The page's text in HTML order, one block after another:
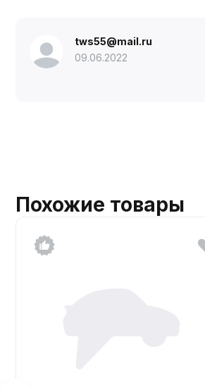
tws55@mail.ru
09.06.2022
Похожие товары